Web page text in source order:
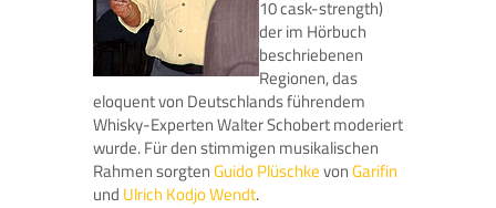
10 cask-strength)
der im Hörbuch
beschriebenen
Regionen, das
eloquent von Deutschlands führendem
Whisky-Experten Walter Schobert moderiert
wurde. Für den stimmigen musikalischen
Rahmen sorgtenGuido PlüschkevonGarifin
und Ulrich Kodjo Wendt.